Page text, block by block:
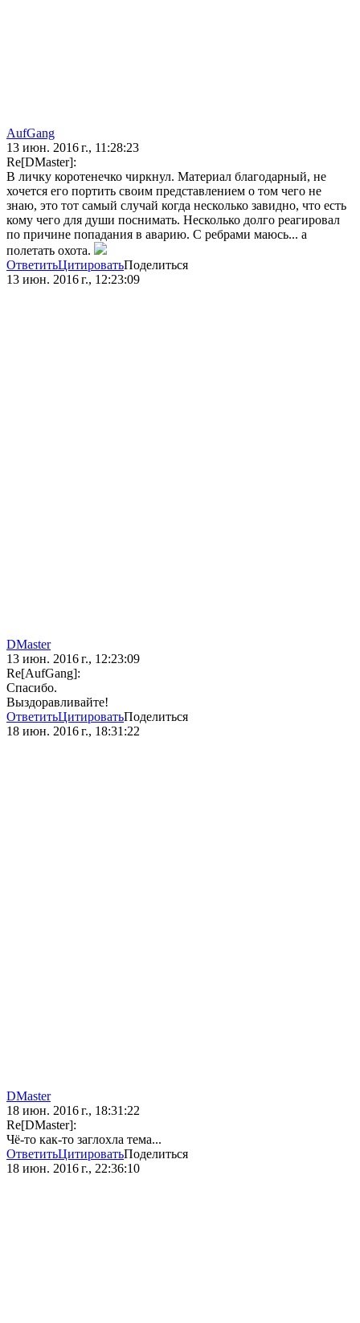
AufGang
13 июн. 2016 г., 11:28:23
Re[DMaster]:
В личку коротенечко чиркнул. Материал благодарный, не
хочется его портить своим представлением о том чего не
знаю, это тот самый случай когда несколько завидно, что есть
кому чего для души поснимать. Несколько долго реагировал
по причине попадания в аварию. С ребрами маюсь... а
полетать охота.
ОтветитьЦитироватьПоделиться
13 июн. 2016 г., 12:23:09
DMaster
13 июн. 2016 г., 12:23:09
Re[AufGang]:
Спасибо.
Выздоравливайте!
ОтветитьЦитироватьПоделиться
18 июн. 2016 г., 18:31:22
DMaster
18 июн. 2016 г., 18:31:22
Re[DMaster]:
Чё-то как-то заглохла тема...
ОтветитьЦитироватьПоделиться
18 июн. 2016 г., 22:36:10